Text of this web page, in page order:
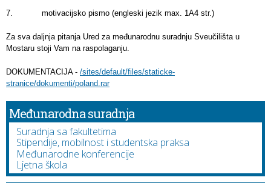
7. motivacijsko pismo (engleski jezik max. 1A4 str.)
Za sva daljnja pitanja Ured za međunarodnu suradnju Sveučilišta u
Mostaru stoji Vam na raspolaganju.
DOKUMENTACIJA - /sites/default/files/staticke-
stranice/dokumenti/poland.rar
Međunarodna suradnja
Suradnja sa fakultetima
Stipendije, mobilnost i studentska praksa
Međunarodne konferencije
Ljetna škola